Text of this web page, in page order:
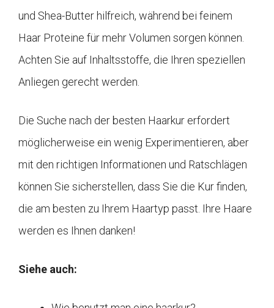
und Shea-Butter hilfreich, während bei feinem
Haar Proteine für mehr Volumen sorgen können.
Achten Sie auf Inhaltsstoffe, die Ihren speziellen
Anliegen gerecht werden.
Die Suche nach der besten Haarkur erfordert
möglicherweise ein wenig Experimentieren, aber
mit den richtigen Informationen und Ratschlägen
können Sie sicherstellen, dass Sie die Kur finden,
die am besten zu Ihrem Haartyp passt. Ihre Haare
werden es Ihnen danken!
Siehe auch: